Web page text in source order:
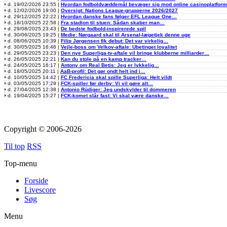
d. 19/02/2026 23:55 | Hvordan fodboldvæddemål bevæger sig mod online
d. 12/02/2026 19:00 | Oversigt: Nations League-grupperne 2026/2027
d. 29/12/2025 22:22 | Hvordan danske fans følger EFL League One…
d. 18/10/2025 22:58 | Fra stadion til stuen: Sådan skaber man…
d. 29/08/2025 23:43 | De bedste fodbold-inspirerede spil
d. 30/06/2025 19:25 | Medie: Nørgaard skal til Arsenal-lægetjek denne uge
d. 08/06/2025 10:39 | Filip Jørgensen fik debut: Det var virkelig…
d. 30/05/2025 16:46 | Vejle-boss om Velkov-aftale: Ubetinget loyalitet
d. 29/05/2025 23:23 | Den nye Superliga-tv-aftale vil bringe klubberne milliarder…
d. 26/05/2025 22:21 | Kan du stole på en kamp tracker…
d. 24/05/2025 16:17 | Antony om Real Betis: Jeg er lykkelig…
d. 18/05/2025 20:11 | AaB-profil: Det gør ondt helt ind i…
d. 10/05/2025 14:42 | FC Fredericia skal spille Superliga: Helt vildt
d. 03/05/2025 17:29 | FCK-spiller før derby: Vi vil gøre alt…
d. 27/04/2025 12:38 | Antonio Rüdiger: Jeg undskylder til dommeren
d. 19/04/2025 15:27 | FCK-komet slår fast: Vi skal være danske…
Copyright © 2006-2026
Til top RSS
Top-menu
Forside
Livescore
Søg
Menu